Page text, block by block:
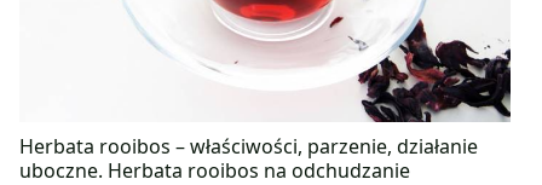
Herbata rooibos – właściwości, parzenie, działanie
uboczne. Herbata rooibos na odchudzanie